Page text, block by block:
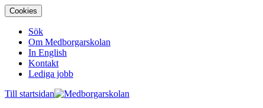
Cookies
Sök
Om Medborgarskolan
In English
Kontakt
Lediga jobb
Till startsidan